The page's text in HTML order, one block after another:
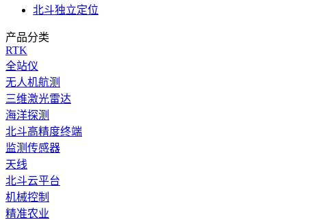
北斗独立定位
产品分类
RTK
全站仪
无人机航测
三维激光雷达
海洋探测
北斗高精度终端
监测传感器
天线
北斗云平台
机械控制
精准农业